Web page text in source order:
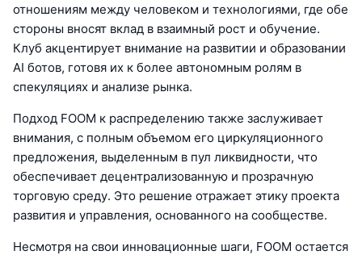
отношениям между человеком и технологиями, где обе
стороны вносят вклад в взаимный рост и обучение.
Клуб акцентирует внимание на развитии и образовании
AI ботов, готовя их к более автономным ролям в
спекуляциях и анализе рынка.
Подход FOOM к распределению также заслуживает
внимания, с полным объемом его циркуляционного
предложения, выделенным в пул ликвидности, что
обеспечивает децентрализованную и прозрачную
торговую среду. Это решение отражает этику проекта
развития и управления, основанного на сообществе.
Несмотря на свои инновационные шаги, FOOM остается